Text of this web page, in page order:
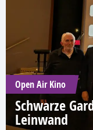
Open Air Kino
Schwarze
Leinwand